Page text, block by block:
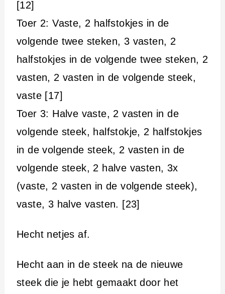
[12]
Toer 2: Vaste, 2 halfstokjes in de
volgende twee steken, 3 vasten, 2
halfstokjes in de volgende twee steken, 2
vasten, 2 vasten in de volgende steek,
vaste [17]
Toer 3: Halve vaste, 2 vasten in de
volgende steek, halfstokje, 2 halfstokjes
in de volgende steek, 2 vasten in de
volgende steek, 2 halve vasten, 3x
(vaste, 2 vasten in de volgende steek),
vaste, 3 halve vasten. [23]
Hecht netjes af.
Hecht aan in de steek na de nieuwe
steek die je hebt gemaakt door het